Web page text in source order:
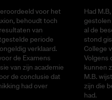
voor het
behoudt toch
van
periode
verklaard.
de Examens
van zijn academie
de conclusie dat
had over
Had
al de
stond
College
Volgens
kunnen
M.B.
zijn die
had.